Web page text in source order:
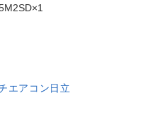
エアコン日立